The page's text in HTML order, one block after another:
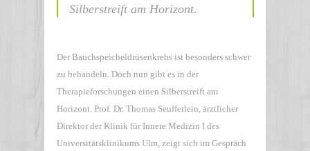
Silberstreift am Horizont.
Der Bauchspeicheldrüsenkrebs ist besonders schwer
zu behandeln. Doch nun gibt es in der
Therapieforschungen einen Silberstreift am
Horizont. Prof. Dr. Thomas Seufferlein, ärztlicher
Direktor der Klinik für Innere Medizin I des
Universitätsklinikums Ulm, zeigt sich im Gespräch